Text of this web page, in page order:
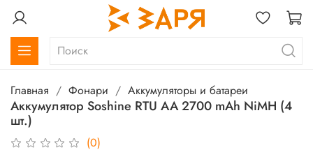
Главная Фонари Аккумуляторы и батареи
Аккумулятор Soshine RTU АА 2700 mAh NiMH (4
шт.)
(0)